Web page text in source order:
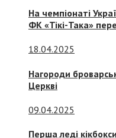
На чемпіонаті
ФК «Тікі-Така»
18.04.2025
Нагороди
Церкві
09.04.2025
Перша леді